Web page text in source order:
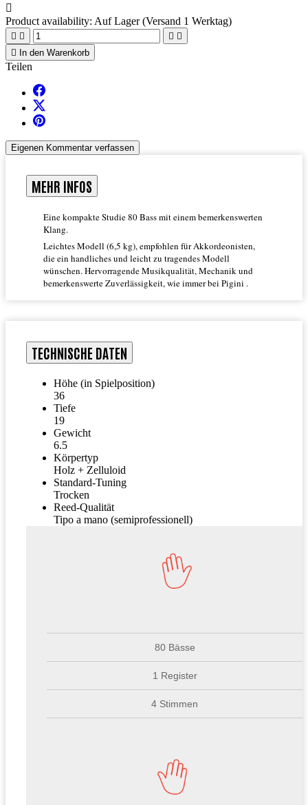

Product availability: Auf Lager (Versand 1 Werktag)
   
 In den Warenkorb
Teilen
Eigenen Kommentar verfassen
MEHR INFOS
Eine kompakte Studie 80 Bass mit einem bemerkenswerten
Klang.
Leichtes Modell (6,5 kg), empfohlen für Akkordeonisten,
die ein handliches und leicht zu tragendes Modell
wünschen. Hervorragende Musikqualität, Mechanik und
bemerkenswerte Zuverlässigkeit, wie immer bei Pigini .
TECHNISCHE DATEN
Höhe (in Spielposition)
36
Tiefe
19
Gewicht
6.5
Körpertyp
Holz + Zelluloid
Standard-Tuning
Trocken
Reed-Qualität
Tipo a mano (semiprofessionell)
80 Bässe
1 Register
4 Stimmen